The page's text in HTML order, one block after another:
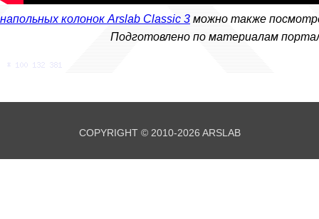
напольных колонок Arslab Classic 3 можно также
Подготовлено по материалам
COPYRIGHT © 2010-2026 ARSLAB